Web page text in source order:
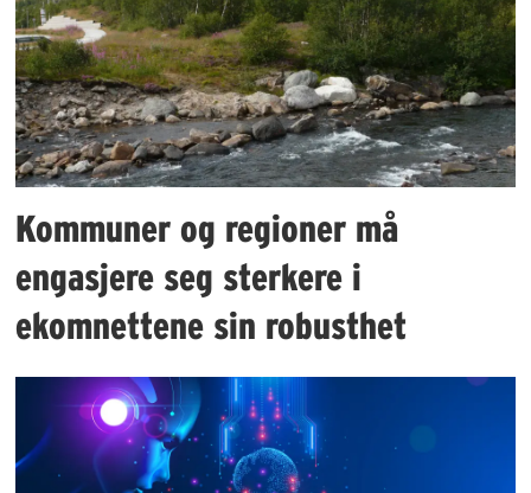
Kommuner og regioner må
engasjere seg sterkere i
ekomnettene sin robusthet